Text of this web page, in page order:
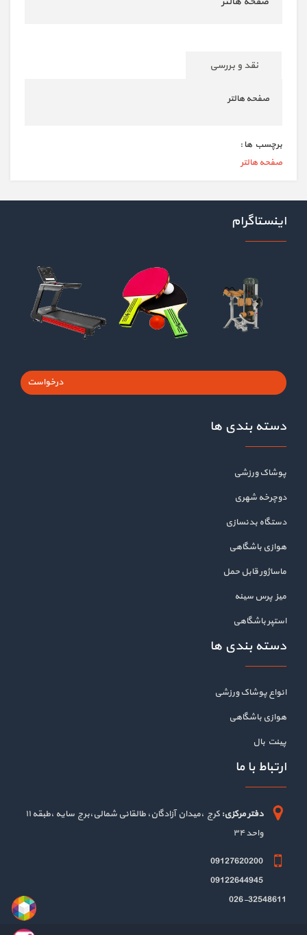
نقد و بررسی
صفحه هالتر
برچسب ها :
صفحه هالتر
اینستاگرام
درخواست
دسته بندی ها
پوشاک ورزشی
دوچرخه شهری
دستگاه بدنسازی
هوازی باشگاهی
ماساژور قابل حمل
میز پرس سینه
استپر باشگاهی
دسته بندی ها
انواع پوشاک ورزشی
هوازی باشگاهی
پینت بال
ارتباط با ما
دفتر مرکزی:
کرج ،میدان آزادگان، طالقانی شمالی،برج سایه ،طبقه ۱۱
واحد ۳۴
09127620200
09122644945
026-32548611